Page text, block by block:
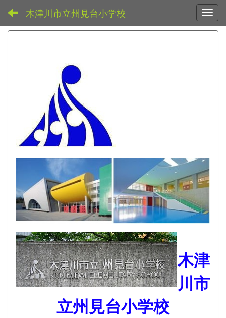
木津川市立州見台小学校
木津
川市
立州見台小学校